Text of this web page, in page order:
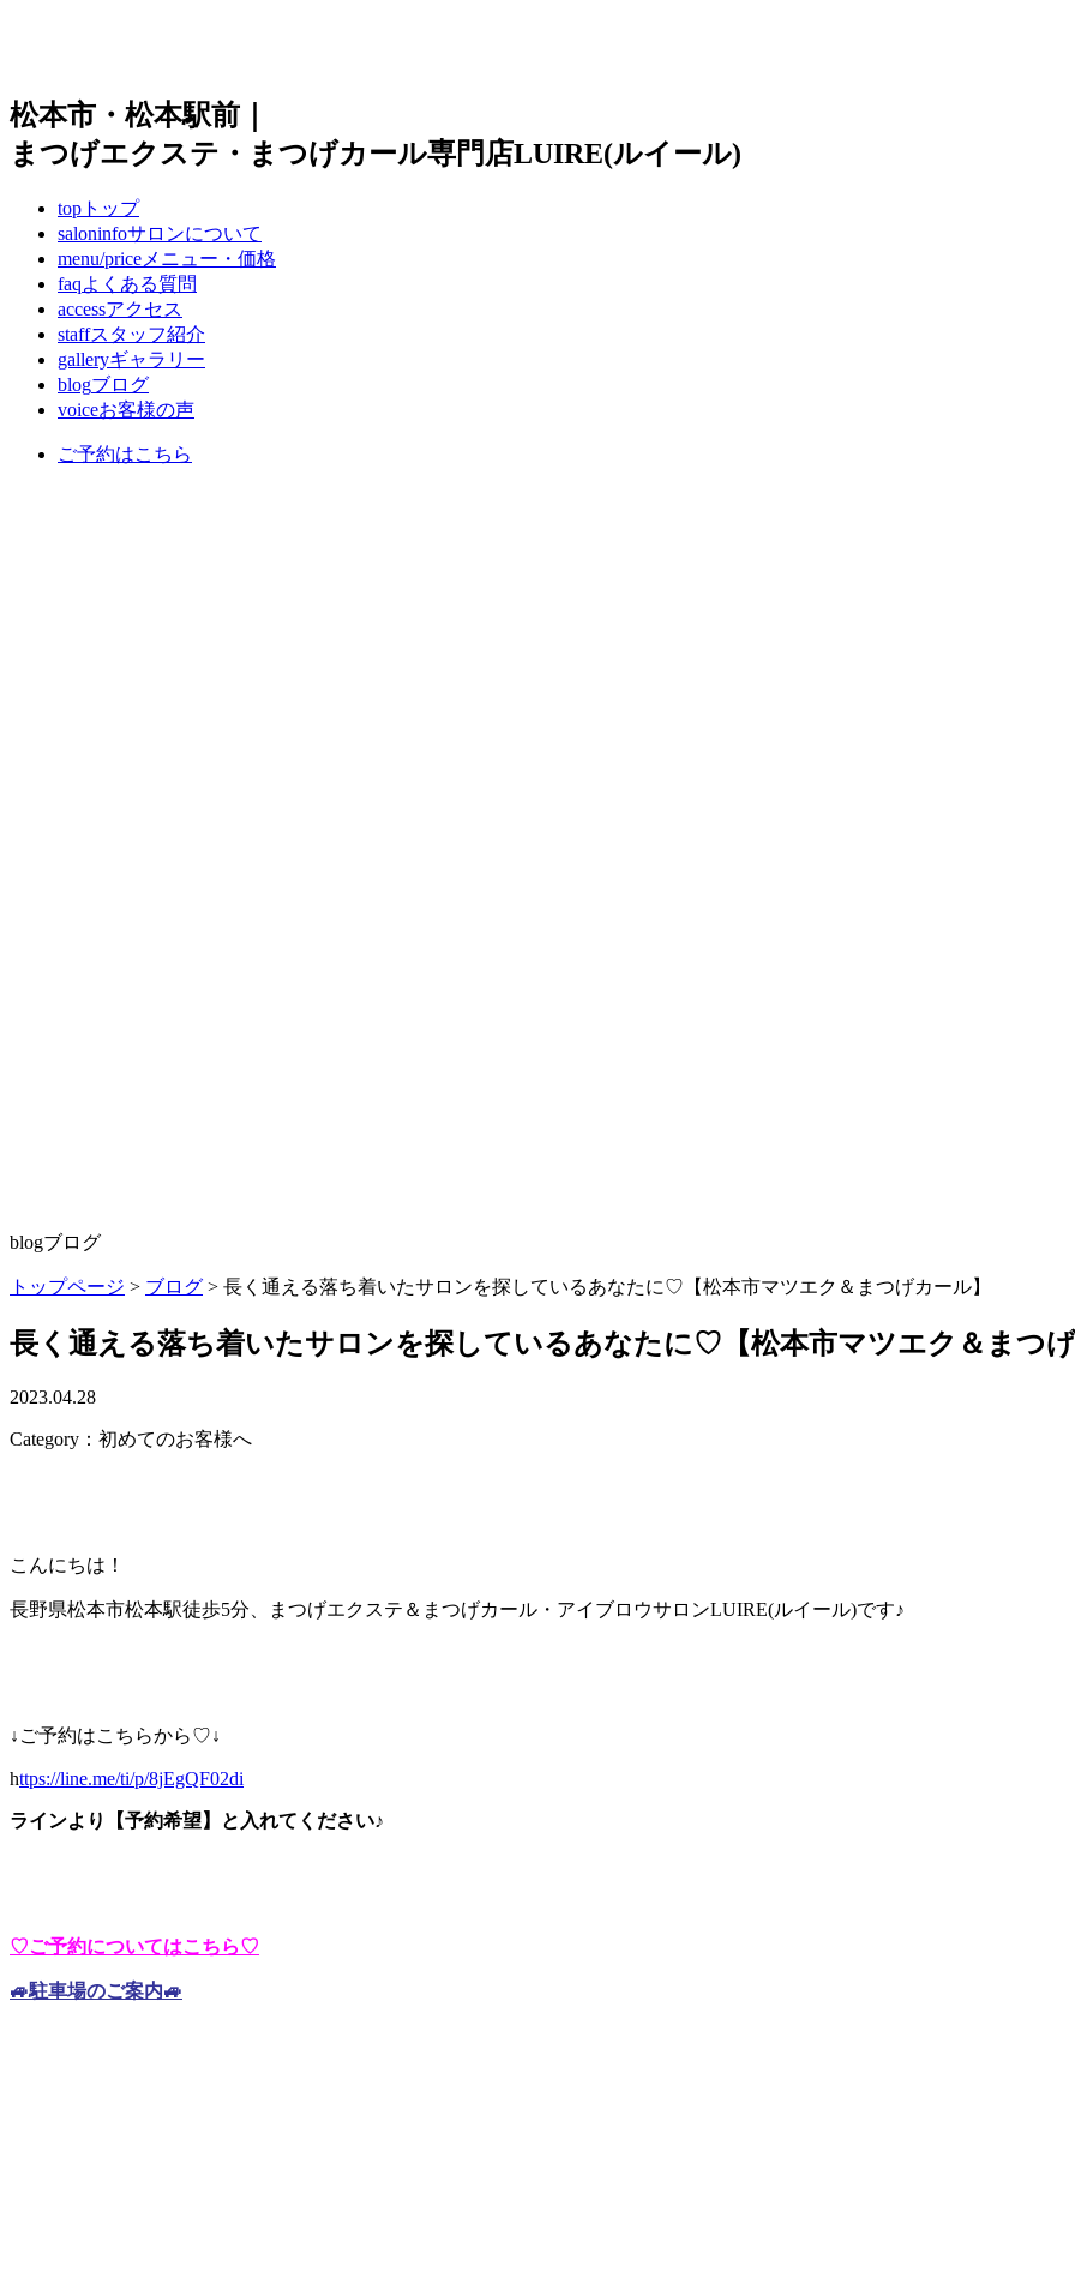
松本市・松本駅前｜
まつげエクステ・まつげカール専門店LUIRE(ルイール)
top トップ
saloninfoサロンについて
menu/price メニュー・価格
faqよくある質問
accessアクセス
staffスタッフ紹介
galleryギャラリー
blogブログ
voiceお客様の声
ご予約はこちら
blogブログ
トップページ > ブログ > 長く通える落ち着いたサロンを探しているあなたに♡【松本市マツエク＆まつげカール】
長く通える落ち着いたサロンを探しているあなたに♡【松本市マツエク＆まつげ
2023.04.28
Category：初めてのお客様へ
こんにちは！
長野県松本市松本駅徒歩5分、まつげエクステ＆まつげカール・アイブロウサロンLUIRE(ルイール)です♪
↓ご予約はこちらから♡↓
https://line.me/ti/p/8jEgQF02di
ラインより【予約希望】と入れてください♪
♡ご予約についてはこちら♡
🚙駐車場のご案内🚙